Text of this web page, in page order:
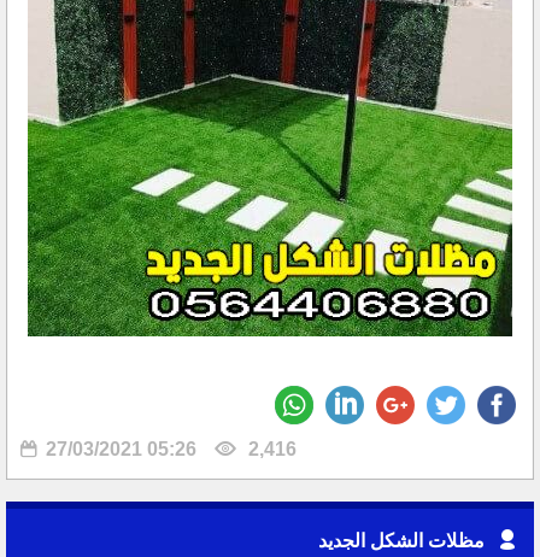
27/03/2021 05:26 2,416
مظلات الشكل الجديد